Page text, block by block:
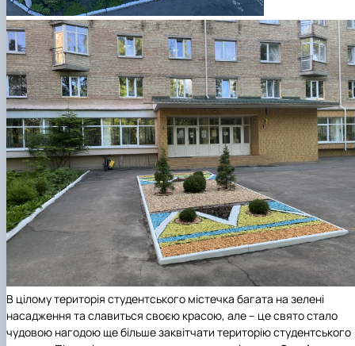
В цілому територія студентського містечка багата на зелені
насадження та славиться своєю красою, але – це свято стало
чудовою нагодою ще більше заквітчати територію студентського